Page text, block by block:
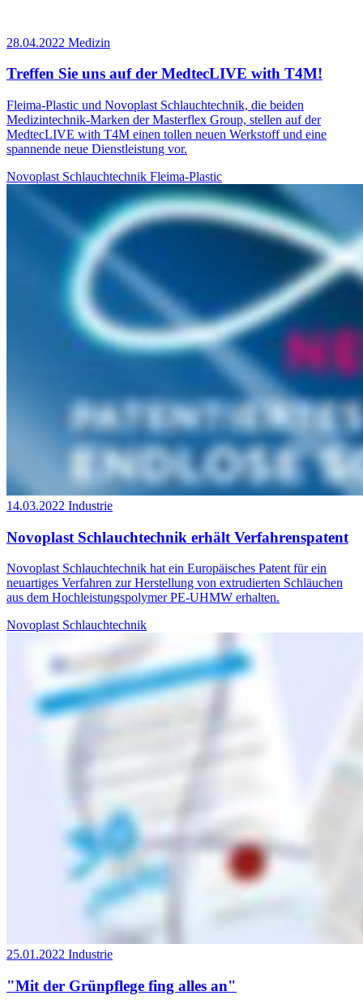
28.04.2022 Medizin
Treffen Sie uns auf der MedtecLIVE with T4M!
Fleima-Plastic und Novoplast Schlauchtechnik, die beiden
Medizintechnik-Marken der Masterflex Group, stellen auf der
MedtecLIVE with T4M einen tollen neuen Werkstoff und eine
spannende neue Dienstleistung vor.
Novoplast Schlauchtechnik Fleima-Plastic
14.03.2022 Industrie
Novoplast Schlauchtechnik erhält Verfahrenspatent
Novoplast Schlauchtechnik hat ein Europäisches Patent für ein
neuartiges Verfahren zur Herstellung von extrudierten Schläuchen
aus dem Hochleistungspolymer PE-UHMW erhalten.
Novoplast Schlauchtechnik
25.01.2022 Industrie
"Mit der Grünpflege fing alles an"